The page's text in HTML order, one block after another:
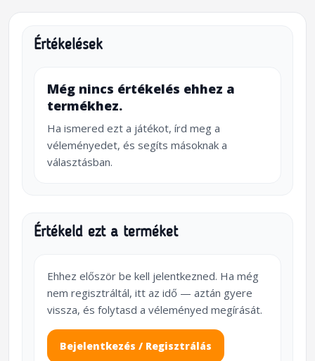
Értékelések
Még nincs értékelés ehhez a
termékhez.
Ha ismered ezt a játékot, írd meg a
véleményedet, és segíts másoknak a
választásban.
Értékeld ezt a terméket
Ehhez először be kell jelentkezned. Ha még
nem regisztráltál, itt az idő — aztán gyere
vissza, és folytasd a véleményed megírását.
Bejelentkezés / Regisztrálás